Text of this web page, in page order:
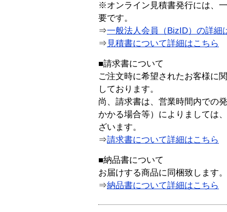
※オンライン見積書発行には、
要です。
⇒一般法人会員（BizID）の詳細
⇒ 見積書について詳細はこちら
■請求書について
ご注文時に希望されたお客様に
しております。
尚、請求書は、営業時間内での
かかる場合等）によりましては
ざいます。
⇒請求書について詳細はこちら
■納品書について
お届けする商品に同梱致します。
⇒納品書について詳細はこちら